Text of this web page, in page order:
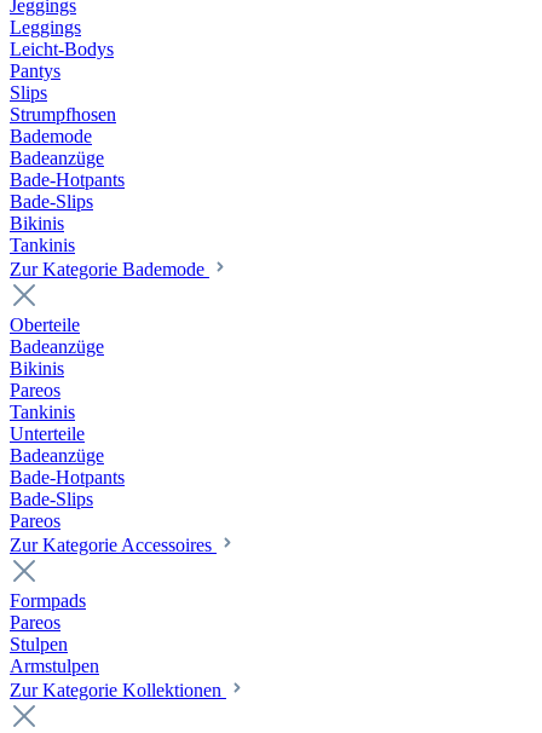
Jeggings
Leggings
Leicht-Bodys
Pantys
Slips
Strumpfhosen
Bademode
Badeanzüge
Bade-Hotpants
Bade-Slips
Bikinis
Tankinis
Zur Kategorie Bademode
Oberteile
Badeanzüge
Bikinis
Pareos
Tankinis
Unterteile
Badeanzüge
Bade-Hotpants
Bade-Slips
Pareos
Zur Kategorie Accessoires
Formpads
Pareos
Stulpen
Armstulpen
Zur Kategorie Kollektionen